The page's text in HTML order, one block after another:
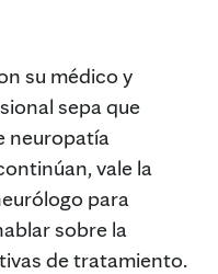
su médico y
sepa que
neuropatía
vale la
para
sobre la
de tratamiento.